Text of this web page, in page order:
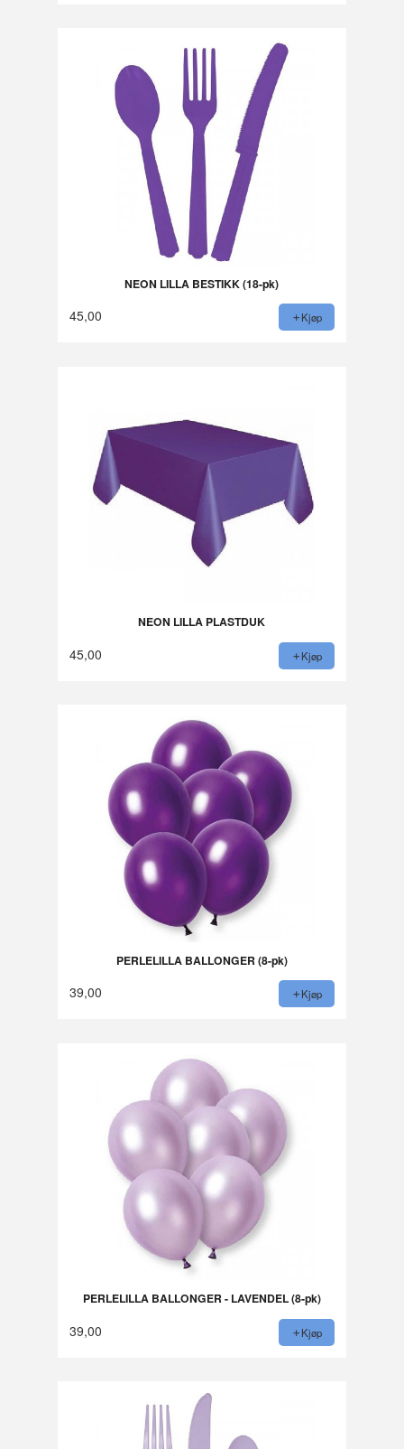
NEON LILLA BESTIKK (18-pk)
45,00 Kjøp
NEON LILLA PLASTDUK
45,00 Kjøp
PERLELILLA BALLONGER (8-pk)
39,00 Kjøp
PERLELILLA BALLONGER - LAVENDEL (8-pk)
39,00 Kjøp